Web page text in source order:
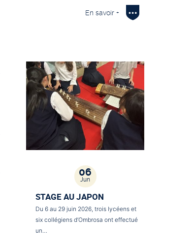
En savoir +
06
Jun
STAGE AU JAPON
Du 6 au 29 juin 2026, trois lycéens et
six collégiens d’Ombrosa ont effectué
un…